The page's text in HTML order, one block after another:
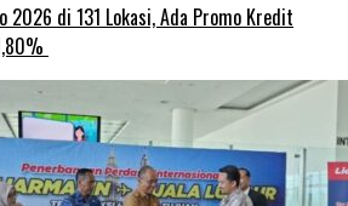
2026 di 131 Lokasi, Ada Promo Kredit